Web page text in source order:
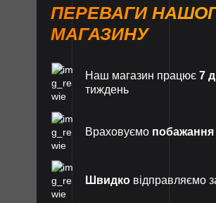
ПЕРЕВАГИ
МАГАЗИНУ
Наш магазин працює 7
тиждень
Враховуємо побажання
Швидко відправляємо